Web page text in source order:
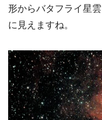
形からバタフライ星
に見えますね。